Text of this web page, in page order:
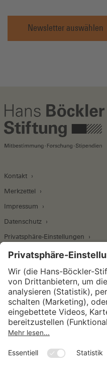
Newsletter auswählen
Kontakt
Merkzettel
Impressum
Datenschutz
Privatsphäre-Einstellungen
Wirtschafts- und
Institut für